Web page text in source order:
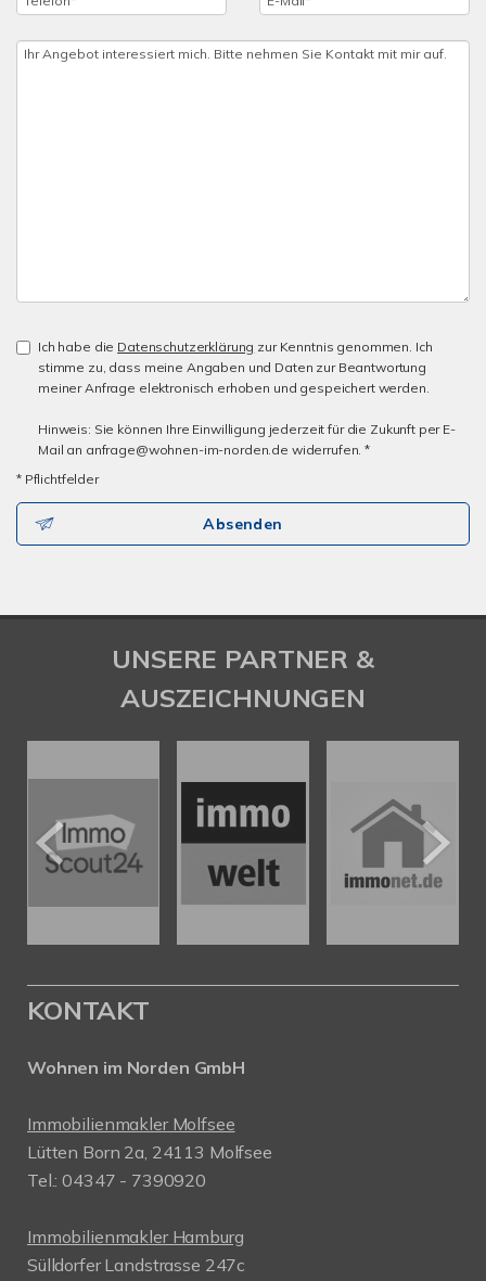
Ich habe die Datenschutzerklärung zur Kenntnis genommen. Ich
stimme zu, dass meine Angaben und Daten zur Beantwortung
meiner Anfrage elektronisch erhoben und gespeichert werden.
Hinweis: Sie können Ihre Einwilligung jederzeit für die Zukunft per E-
Mail an anfrage@wohnen-im-norden.de widerrufen. *
* Pflichtfelder
Absenden
UNSERE PARTNER &
AUSZEICHNUNGEN
KONTAKT
Wohnen im Norden GmbH
Immobilienmakler Molfsee
Lütten Born 2a, 24113 Molfsee
Tel.: 04347 - 7390920
Immobilienmakler Hamburg
Sülldorfer Landstrasse 247c